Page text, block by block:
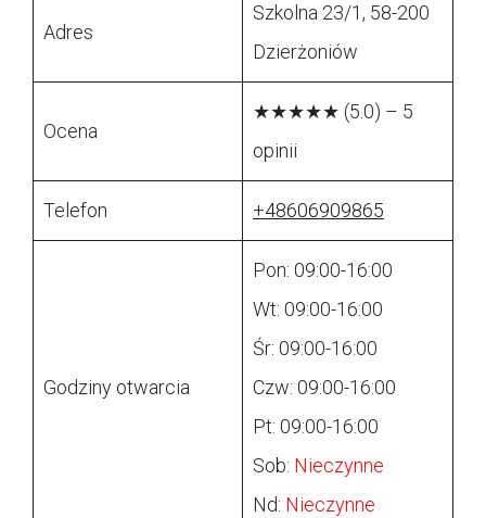
Adres
Szkolna 23/1, 58-200
Dzierżoniów
Ocena
★★★★★ (5.0) – 5
opinii
Telefon +48606909865
Godziny otwarcia
Pon: 09:00-16:00
Wt: 09:00-16:00
Śr: 09:00-16:00
Czw: 09:00-16:00
Pt: 09:00-16:00
Sob: Nieczynne
Nd: Nieczynne